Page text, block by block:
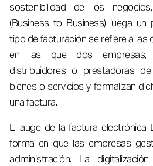
sostenibilidad de los
(Business to Business) juega un
tipo de facturación se refiere a las
en las que dos empresas,
distribuidores o prestadoras de
bienes o servicios y formalizan
una factura.
El auge de la factura electrónica
forma en que las empresas
administración. La